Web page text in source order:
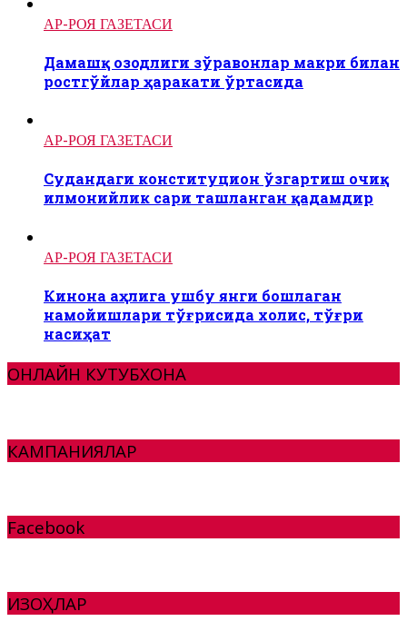
АР-РОЯ ГАЗЕТАСИ
Дамашқ озодлиги зўравонлар макри билан
ростгўйлар ҳаракати ўртасида
АР-РОЯ ГАЗЕТАСИ
Судандаги конституцион ўзгартиш очиқ
илмонийлик сари ташланган қадамдир
АР-РОЯ ГАЗЕТАСИ
Кинона аҳлига ушбу янги бошлаган
намойишлари тўғрисида холис, тўғри
насиҳат
ОНЛАЙН КУТУБХОНА
КАМПАНИЯЛАР
Facebook
ИЗОҲЛАР